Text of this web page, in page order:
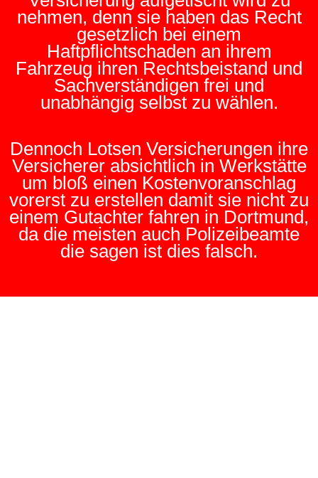
nehmen, denn sie haben das Recht
gesetzlich bei einem
Haftpflichtschaden an ihrem
Fahrzeug ihren Rechtsbeistand und
Sachverständigen frei und
unabhängig selbst zu wählen.
Dennoch Lotsen Versicherungen ihre
Versicherer absichtlich in Werkstätte
um bloß einen Kostenvoranschlag
vorerst zu erstellen damit sie nicht zu
einem Gutachter fahren in Dortmund,
da die meisten auch Polizeibeamte
die sagen ist dies falsch.